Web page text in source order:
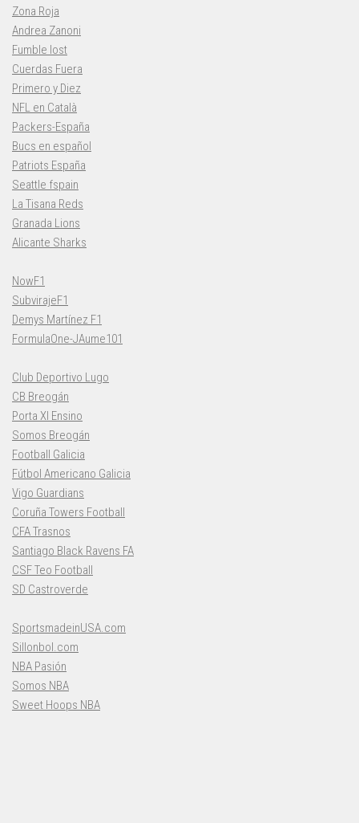
Zona Roja
Andrea Zanoni
Fumble lost
Cuerdas Fuera
Primero y Diez
NFL en Català
Packers-España
Bucs en español
Patriots España
Seattle fspain
La Tisana Reds
Granada Lions
Alicante Sharks
NowF1
SubvirajeF1
Demys Martínez F1
FormulaOne-JAume101
Club Deportivo Lugo
CB Breogán
Porta XI Ensino
Somos Breogán
Football Galicia
Fútbol Americano Galicia
Vigo Guardians
Coruña Towers Football
CFA Trasnos
Santiago Black Ravens FA
CSF Teo Football
SD Castroverde
SportsmadeinUSA.com
Sillonbol.com
NBA Pasión
Somos NBA
Sweet Hoops NBA